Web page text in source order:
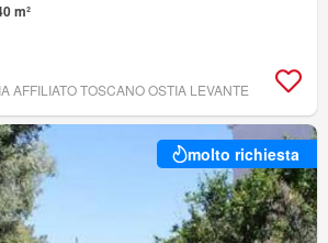
m²
AFFILIATO TOSCANO OSTIA LEVANTE
molto richiesta